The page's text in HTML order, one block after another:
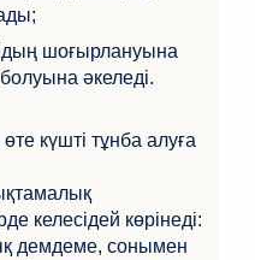
шоғырлануына
әкеледі.
өте күшті тұнба алуға
келесідей көрінеді:
демдеме, сонымен